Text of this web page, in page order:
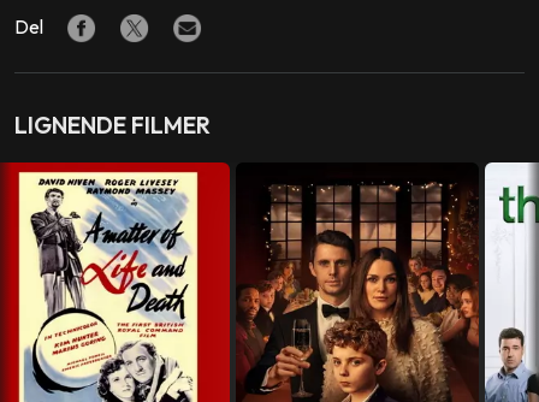
Chris Hardman,Matt Hookings
Daniel Graham
LAND
Storbritannia
SPRÅK
Engelsk
Del
LIGNENDE FILMER